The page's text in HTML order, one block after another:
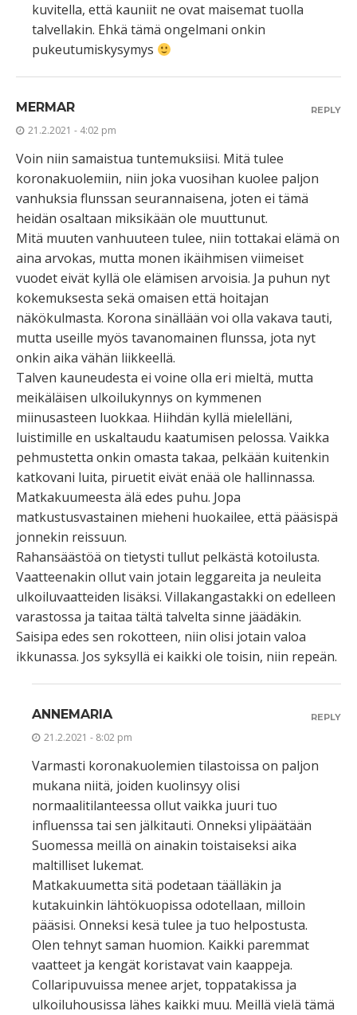
kuvitella, että kauniit ne ovat maisemat tuolla
talvellakin. Ehkä tämä ongelmani onkin
pukeutumiskysymys
MERMAR
21.2.2021 - 4:02 pm
Voin niin samaistua tuntemuksiisi. Mitä tulee
koronakuolemiin, niin joka vuosihan kuolee paljon
vanhuksia flunssan seurannaisena, joten ei tämä
heidän osaltaan miksikään ole muuttunut.
Mitä muuten vanhuuteen tulee, niin tottakai elämä on
aina arvokas, mutta monen ikäihmisen viimeiset
vuodet eivät kyllä ole elämisen arvoisia. Ja puhun nyt
kokemuksesta sekä omaisen että hoitajan
näkökulmasta. Korona sinällään voi olla vakava tauti,
mutta useille myös tavanomainen flunssa, jota nyt
onkin aika vähän liikkeellä.
Talven kauneudesta ei voine olla eri mieltä, mutta
meikäläisen ulkoilukynnys on kymmenen
miinusasteen luokkaa. Hiihdän kyllä mielelläni,
luistimille en uskaltaudu kaatumisen pelossa. Vaikka
pehmustetta onkin omasta takaa, pelkään kuitenkin
katkovani luita, piruetit eivät enää ole hallinnassa.
Matkakuumeesta älä edes puhu. Jopa
matkustusvastainen mieheni huokailee, että pääsispä
jonnekin reissuun.
Rahansäästöä on tietysti tullut pelkästä kotoilusta.
Vaatteenakin ollut vain jotain leggareita ja neuleita
ulkoiluvaatteiden lisäksi. Villakangastakki on edelleen
varastossa ja taitaa tältä talvelta sinne jäädäkin.
Saisipa edes sen rokotteen, niin olisi jotain valoa
ikkunassa. Jos syksyllä ei kaikki ole toisin, niin repeän.
REPLY
ANNEMARIA
21.2.2021 - 8:02 pm
Varmasti koronakuolemien tilastoissa on paljon
mukana niitä, joiden kuolinsyy olisi
normaalitilanteessa ollut vaikka juuri tuo
influenssa tai sen jälkitauti. Onneksi ylipäätään
Suomessa meillä on ainakin toistaiseksi aika
maltilliset lukemat.
Matkakuumetta sitä podetaan täälläkin ja
kutakuinkin lähtökuopissa odotellaan, milloin
pääsisi. Onneksi kesä tulee ja tuo helpostusta.
Olen tehnyt saman huomion. Kaikki paremmat
vaatteet ja kengät koristavat vain kaappeja.
Collaripuvuissa menee arjet, toppatakissa ja
ulkoiluhousissa lähes kaikki muu. Meillä vielä tämä
REPLY